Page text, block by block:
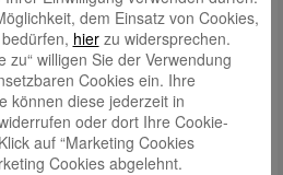
dem Einsatz von Cookies,
hierzu widersprechen.
zu“ willigen Sie der Verwendung
Cookies ein. Ihre
können diese jederzeit in
oder dort Ihre Cookie-
auf “Marketing Cookies
Cookies abgelehnt.